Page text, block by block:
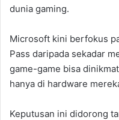
dunia gaming.
Microsoft kini berfokus
Pass daripada sekadar
game-game bisa
hanya di hardware
Keputusan ini didorong